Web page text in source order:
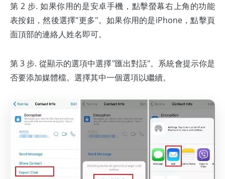
第 2 步. 如果你用的是安卓手機，點擊螢幕右上角的功能
表按鈕，然後選擇"更多"。如果你用的是iPhone，點擊頁
面頂部的連絡人姓名即可。
第 3 步. 從顯示的選項中選擇"匯出對話"。系統會提示你是
否要添加媒體檔。選擇其中一個選項以繼續。